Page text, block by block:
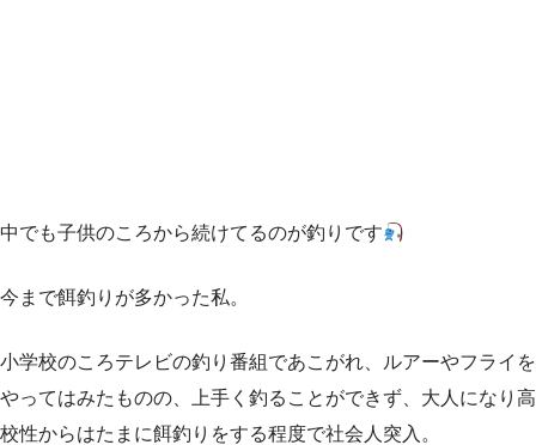
中でも子供のころから続けてるのが釣りです
今まで餌釣りが多かった私。
小学校のころテレビの釣り番組であこがれ、ルアーやフライを
やってはみたものの、上手く釣ることができず、大人になり高
校性からはたまに餌釣りをする程度で社会人突入。